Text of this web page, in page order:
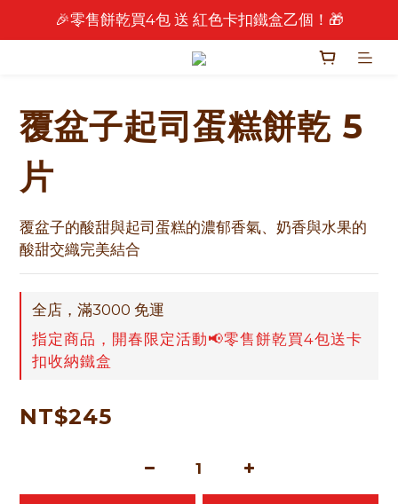
🎉 2026 中秋早鳥優惠中 🎉
🎉零售餅乾買4包 送 紅色卡扣鐵盒乙個！🎁
🎉 2026 中秋早鳥優惠中 🎉
覆盆子起司蛋糕餅乾 5
片
覆盆子的酸甜與起司蛋糕的濃郁香氣、奶香與水果的
酸甜交織完美結合
全店，滿3000 免運
指定商品，開春限定活動📢零售餅乾買4包送卡
扣收納鐵盒
NT$245